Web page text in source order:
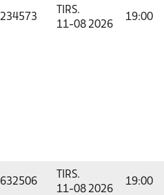
234573
TIRS.
11-08 2026
19:00
632506
TIRS.
11-08 2026
19:00